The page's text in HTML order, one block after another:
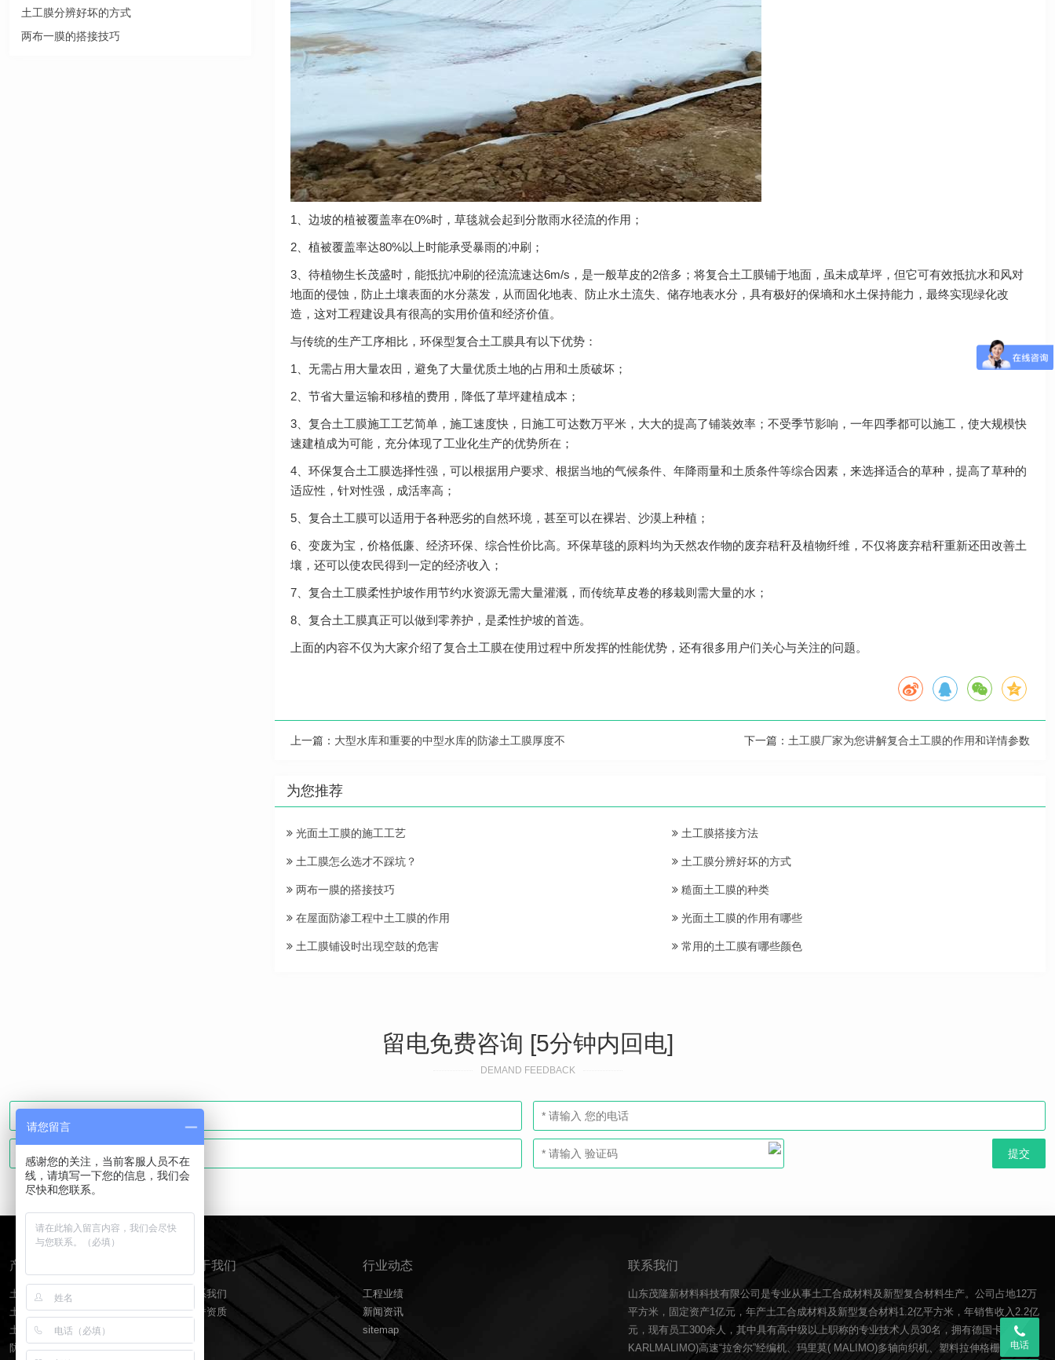
1、边坡的植被覆盖率在0%时，草毯就会起到分散雨水径流的作用；
2、植被覆盖率达80%以上时能承受暴雨的冲刷；
3、待植物生长茂盛时，能抵抗冲刷的径流流速达6m/s，是一般草皮的2倍多；将复合土工膜铺于地面，虽未成草坪，但它可有效抵抗水和风对
地面的侵蚀，防止土壤表面的水分蒸发，从而固化地表、防止水土流失、储存地表水分，具有极好的保墒和水土保持能力，最终实现绿化改
造，这对工程建设具有很高的实用价值和经济价值。
与传统的生产工序相比，环保型复合土工膜具有以下优势：
1、无需占用大量农田，避免了大量优质土地的占用和土质破坏；
2、节省大量运输和移植的费用，降低了草坪建植成本；
3、复合土工膜施工工艺简单，施工速度快，日施工可达数万平米，大大的提高了铺装效率；不受季节影响，一年四季都可以施工，使大规模快
速建植成为可能，充分体现了工业化生产的优势所在；
4、环保复合土工膜选择性强，可以根据用户要求、根据当地的气候条件、年降雨量和土质条件等综合因素，来选择适合的草种，提高了草种的
适应性，针对性强，成活率高；
5、复合土工膜可以适用于各种恶劣的自然环境，甚至可以在裸岩、沙漠上种植；
6、变废为宝，价格低廉、经济环保、综合性价比高。环保草毯的原料均为天然农作物的废弃秸秆及植物纤维，不仅将废弃秸秆重新还田改善土
壤，还可以使农民得到一定的经济收入；
7、复合土工膜柔性护坡作用节约水资源无需大量灌溉，而传统草皮卷的移栽则需大量的水；
8、复合土工膜真正可以做到零养护，是柔性护坡的首选。
上面的内容不仅为大家介绍了复合土工膜在使用过程中所发挥的性能优势，还有很多用户们关心与关注的问题。
上一篇： 大型水库和重要的中型水库的防渗土工膜厚度不 下一篇： 土工膜厂家为您讲解复合土工膜的作用和详情参数
为您推荐
光面土工膜的施工工艺 土工膜搭接方法
土工膜怎么选才不踩坑？ 土工膜分辨好坏的方式
两布一膜的搭接技巧 糙面土工膜的种类
在屋面防渗工程中土工膜的作用 光面土工膜的作用有哪些
土工膜铺设时出现空鼓的危害 常用的土工膜有哪些颜色
土工膜分辨好坏的方式
两布一膜的搭接技巧
留电免费咨询 [5分钟内回电]
DEMAND FEEDBACK
产品分类
土工膜
土工布
土工格栅
防水板排水网
关于我们
联系我们
荣誉资质
行业动态
工程业绩
新闻资讯
sitemap
联系我们
山东茂隆新材料科技有限公司是专业从事土工合成材料及新型复合材料生产。公司占地12万
平方米，固定资产1亿元，年产土工合成材料及新型复合材料1.2亿平方米，年销售收入2.2亿
元，现有员工300余人，其中具有高中级以上职称的专业技术人员30名，拥有德国卡尔迈耶(
KARLMALIMO)高速“拉舍尔”经编机、玛里莫( MALIMO)多轴向织机、塑料拉伸格栅生产线、
电话
请您留言
感谢您的关注，当前客服人员不在
线，请填写一下您的信息，我们会
尽快和您联系。